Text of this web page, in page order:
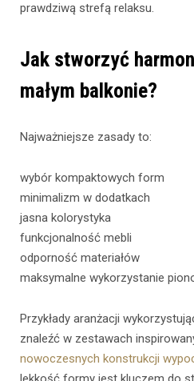
prawdziwą strefą relaksu.
Jak stworzyć
małym balkonie?
Najważniejsze zasady to:
wybór kompaktowych form
minimalizm w dodatkach
jasna kolorystyka
funkcjonalność mebli
odporność materiałów
maksymalne wykorzystanie
Przykłady aranżacji
znaleźć w zestawach
nowoczesnych konstrukcji